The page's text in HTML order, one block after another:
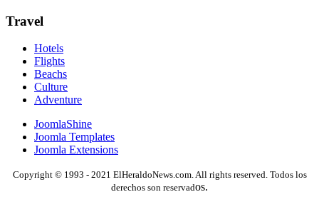
Travel
Hotels
Flights
Beachs
Culture
Adventure
JoomlaShine
Joomla Templates
Joomla Extensions
Copyright © 1993 - 2021 ElHeraldoNews.com. All rights reserved. Todos los
derechos son reservados.